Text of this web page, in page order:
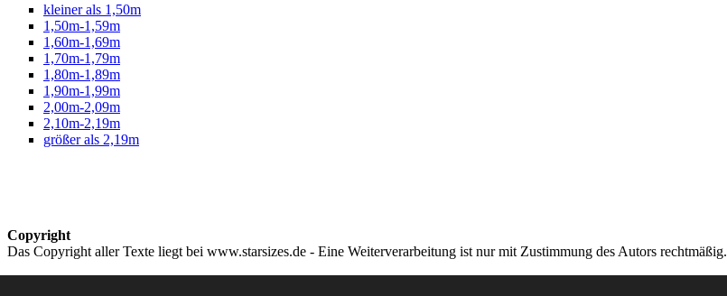
kleiner als 1,50m
1,50m-1,59m
1,60m-1,69m
1,70m-1,79m
1,80m-1,89m
1,90m-1,99m
2,00m-2,09m
2,10m-2,19m
größer als 2,19m
Copyright
Das Copyright aller Texte liegt bei www.starsizes.de - Eine Weiterverarbeitung ist nur mit Zustimmung des Autors rechtmäßig.